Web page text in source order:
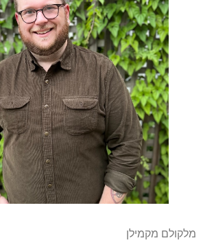
מלקולם מקמילן